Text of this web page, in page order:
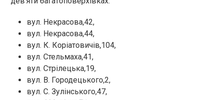
вул. Некрасова,42,
вул. Некрасова,44,
вул. К. Коріатовичів,104,
вул. Стельмаха,41,
вул. Стрілецька,19,
вул. В. Городецького,2,
вул. С. Зулінського,47,